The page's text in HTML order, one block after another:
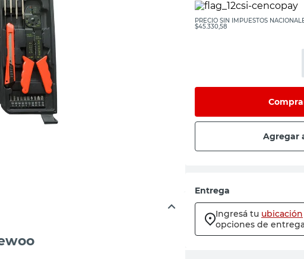
PRECIO SIN IMPUESTOS
$45.330,58
Agregar
Entrega
Ingresá tu ubicación
opciones de